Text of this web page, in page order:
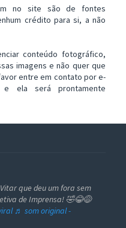
no site são de fontes
crédito para si, a não
conteúdo fotográfico,
imagens e não quer que
entre em contato por e-
e ela será prontamente
que deu um fora sem
de Imprensa! 🤣😂😅
♬ som original -